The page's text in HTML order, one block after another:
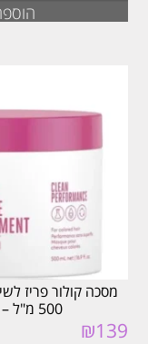
מסכה קולור פריז
500 מ"ל – שוורצקופף
₪139